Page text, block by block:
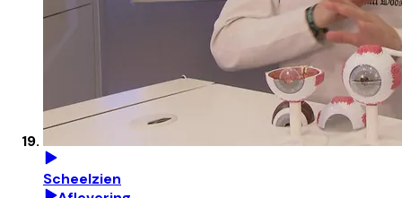
Scheelzien